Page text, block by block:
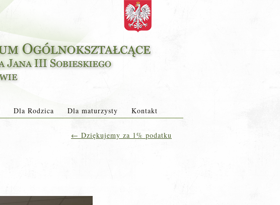
Dla Rodzica Dla maturzysty Kontakt
← Dziękujemy za 1% podatku